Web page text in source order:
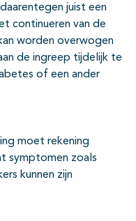
juist een
continueren van de
worden overwogen
de ingreep tijdelijk te
of een ander
moet rekening
symptomen zoals
kunnen zijn